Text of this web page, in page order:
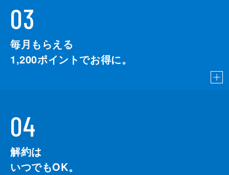
03
毎月もらえる
1,200ポイントでお得に。
04
解約は
いつでもOK。